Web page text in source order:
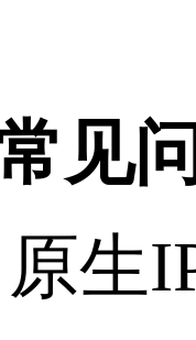
问
IP